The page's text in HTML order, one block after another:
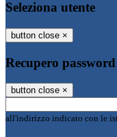
Seleziona utente
button close ×
Recupero password
button close ×
all'indirizzo indicato con le